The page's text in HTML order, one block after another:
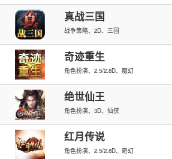
真战三国
战争策略、2D、三国
奇迹重生
角色扮演、2.5/2.8D、魔幻
绝世仙王
角色扮演、3D、仙侠
红月传说
角色扮演、2.5/2.8D、奇幻